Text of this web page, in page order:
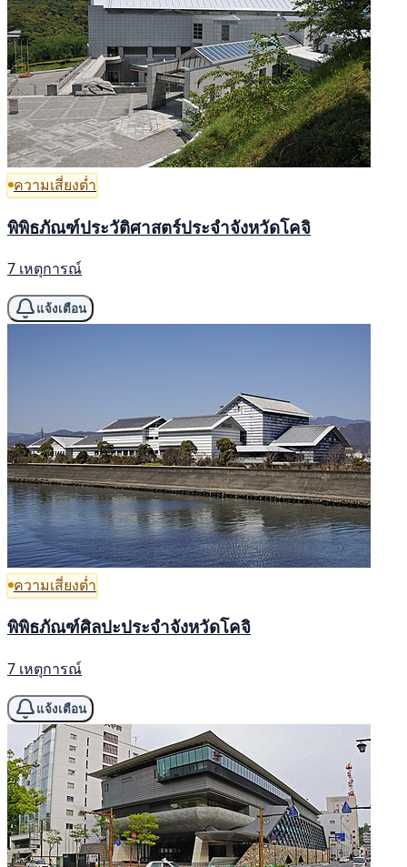
ความเสี่ยงต่ำ
พิพิธภัณฑ์ประวัติศาสตร์ประจำจังหวัดโคจิ
7 เหตุการณ์
แจ้งเตือน
ความเสี่ยงต่ำ
พิพิธภัณฑ์ศิลปะประจำจังหวัดโคจิ
7 เหตุการณ์
แจ้งเตือน